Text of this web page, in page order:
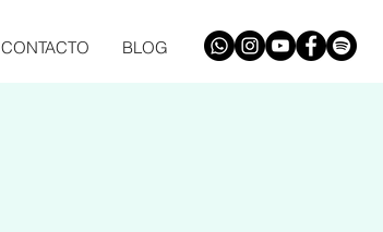
CONTACTO BLOG